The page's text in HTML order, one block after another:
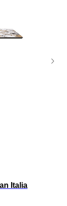
Italia